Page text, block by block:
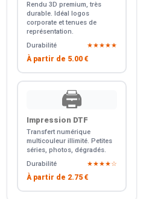
Rendu 3D premium, très
durable. Idéal logos
corporate et tenues de
représentation.
Durabilité
★★★★★
À partir de 5.00 €
🖨️
Impression DTF
Transfert numérique
multicouleur illimité. Petites
séries, photos, dégradés.
Durabilité
★★★★☆
À partir de 2.75 €